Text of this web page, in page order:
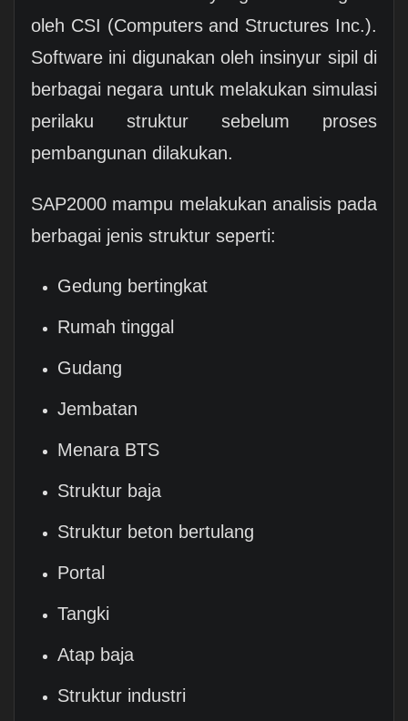
oleh CSI (Computers and Structures Inc.).
Software ini digunakan oleh insinyur sipil di
berbagai negara untuk melakukan simulasi
perilaku struktur sebelum proses
pembangunan dilakukan.
SAP2000 mampu melakukan analisis pada
berbagai jenis struktur seperti:
Gedung bertingkat
Rumah tinggal
Gudang
Jembatan
Menara BTS
Struktur baja
Struktur beton bertulang
Portal
Tangki
Atap baja
Struktur industri